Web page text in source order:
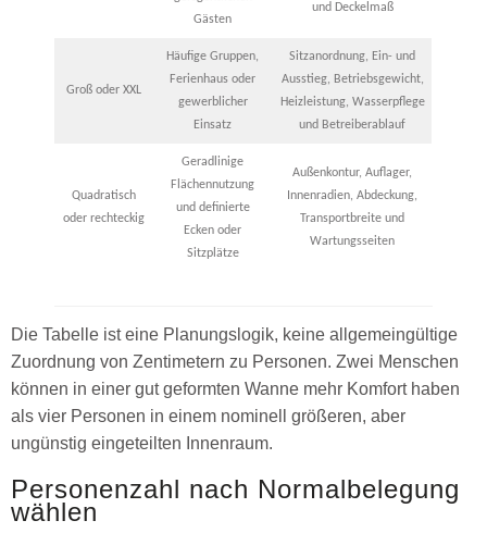
Gästen
und Deckelmaß
Groß oder XXL
Häufige Gruppen,
Ferienhaus oder
gewerblicher
Einsatz
Sitzanordnung, Ein- und
Ausstieg, Betriebsgewicht,
Heizleistung, Wasserpflege
und Betreiberablauf
Quadratisch
oder rechteckig
Geradlinige
Flächennutzung
und definierte
Ecken oder
Sitzplätze
Außenkontur, Auflager,
Innenradien, Abdeckung,
Transportbreite und
Wartungsseiten
Die Tabelle ist eine Planungslogik, keine allgemeingültige
Zuordnung von Zentimetern zu Personen. Zwei Menschen
können in einer gut geformten Wanne mehr Komfort haben
als vier Personen in einem nominell größeren, aber
ungünstig eingeteilten Innenraum.
Personenzahl nach Normalbelegung
wählen